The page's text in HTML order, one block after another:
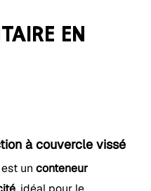
EN
à couvercle vissé
un conteneur